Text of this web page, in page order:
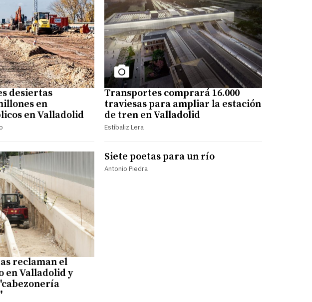
desiertas
en
en Valladolid
Transportes comprará 16.000
traviesas para ampliar la estación
de tren en Valladolid
Estíbaliz Lera
reclaman el
en Valladolid y
Siete poetas para un río
Antonio Piedra